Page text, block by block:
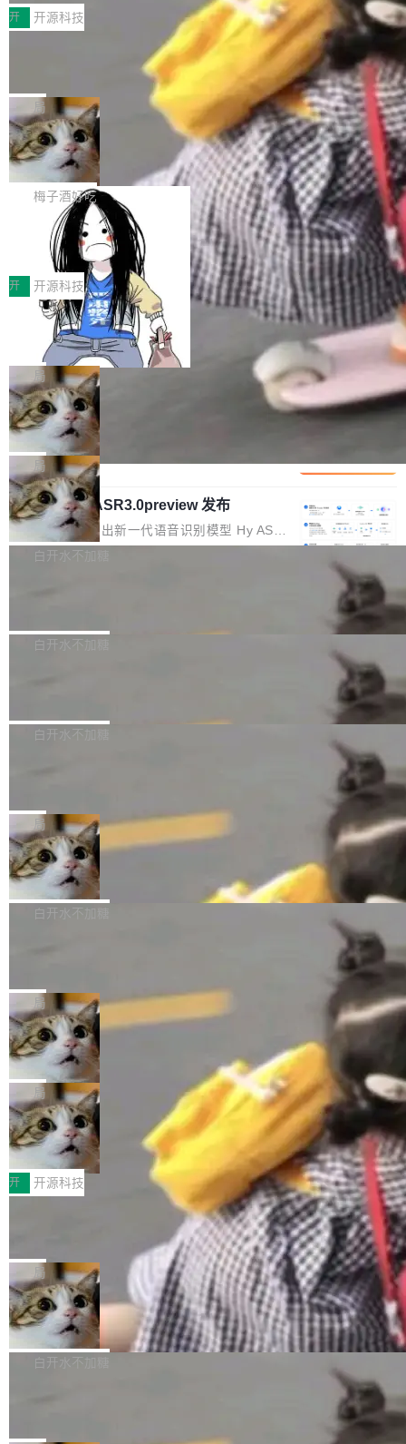
持续开源更多基于UCL-Engine的高性能通信组
件。 腾讯网平团队在UCL-MPComm中实现了一
个独立于业务线程的全局通信引擎（Engine），
经开始引入 AI Coding 工具，通过调用公有云模
型或企业内部部署模型提升研发效率。但随着 AI
Coding 从个人辅助工具逐步走向团队级、组织
级应用，企业在规模化落地过程中，对安全性、
可控性和代码质量提出了更高要求。 首先是数据
安全与合规要求。对于大多数普通研发场景，公
有云模型能够满足快速试用和效率提升的需求。
但对于金融、能源、医疗等对数据安全要求较...
智能应用典型案例名单》，集中展示人工智能在
各领域的应用成果，覆盖技术底座、行业赋能、
产品应用、支撑保障、专题等五大方向。深信服
AI算力网关（AI创新平台）成功入选！ 随着各行
各业的Agent走向规模化建设，算力构成形态逐
渐丰富，用户关注的重点也在发生变化：不只是
让AI用起来，还要进一步看清混合算力时代下，
Token花在哪里、算力是否被充分利用，以及持
续增长的AI成本该如何优化。 深信服AI算力网关
正是围绕这些实际问题，从Token治理和成本治
理两个方面，让用户的每一份算力都看得清、管
得住、用得稳、省得下、更安全！ 一、从现在开
始，Token使用一目...
开 开源科技
Jeff Dean 离开 Google：一个时代的结
束，一个实验室的开始
Google 员工编号 20。MapReduce 作者之一。
Bigtable 作者之一。TensorFlow 的作者之一。
Gemini 的架构师。Google 首席科学家。 Jeff D
ean 在 Google 工作了 27 年后，宣布离职。 他
不是一个人走。一同离开的还有 Sanjay Ghema
wat（Google 员工编号 23，Jeff Dean 二十多
年的编程搭档，MapReduce 和 Bigtable 的共同
作者）、Quoc Le（Google 大脑核心成员，Se
q2Seq 和 DocAI 的共同发明人）以及 Oriol Vin
yals（Gemini 联合负责人，AlphaSta...
局
🔥 SolonCode v2026.8.4 发布：界面
字体可调、22 种语言、记忆搜索增强
打开终端就能上岗的全中文编码智能体，这一轮
把「看得清、用母语、记得住」三件事一次补
齐。 SolonCode 是什么 SolonCode 是杭州无
耳科技研发的企业级终端编码智能体——一位全
中文驱动的数字员工，自主理解需求、规划步
骤、编写代码。不挑模型、不挑平台，curl 一行
装完即用。 开源地址：Gitee · GitCode · GitHu
b 安装 支持 Java 8+（8~26）、macOS / Linu
x / Windows / Harmony PC。 # macOS / Linu
x / Harmony PC curl -fsSL https://solon.noea
r.org/solon...
梅子酒好吃
让“代码语义理解”深度释放AI Coding
价值潜能：华为云码道（CodeArts）
代码仓技术解析
一、代码仓深度理解技术的作用与价值 在软件工
程实践中，代码仓是企业核心知识资产的主要载
体。企业级代码仓库通常包含数十万乃至数百万
个文件，其规模远超单次模型调用可承载的上下
文窗口。随着项目规模的持续扩张与代码历史的
不断累积，代码仓中的模块关系、接口契约、业
务逻辑等关键信息往往分散于数十乃至数百个文
件之中，形成高度复杂的知识关联网络。传统的
代码检索手段（如关键词匹配、目录遍历）仅能
在语法层面完成文本定位，难以触及代码的语义
内涵与结构关联，导致开发者使用代码智能体在
理解大规模代码仓时面临显著"代码仓理解"瓶
颈。 代码仓深度理解服务（以下简称" CodeBas
e深度理解服务"）是华为云码道（CodeA...
开 开源科技
一条“删库”命令跑 17 小时，算法工程
师删光 89TB 数据只为干私活
最高人民检察院8月4日公布了一起案件：北京一
名90后算法工程师王某，为了给自己接的私活腾
服务器空间，删光了公司AI游戏部门的全部核心
数据。 王某2024年1月入职东城区某科技公司AI
短剧部门，有互联网大厂背景。在公司内部架构
调整期间，部门三次通知全员将数据从A集群迁
移到B集群，王某都回复了"收到"。 他没有迁移
数据。2024年9月3日下午4点，他使用此前登录
的账号密码进入A集群，输入了一条被程序员圈
称为"删库跑路"的命令——最高管理员权限、无
自研的多个文生3D和...
局
Cloudflare 分享推理优化实践：KV ca
che 量化 + 权重压缩，吞吐量提升 4
1%，成本降 30%
Kimi 和 GLM 是当前最强的大模型系列之一，但
它们有一个共同的问题：太吃显存了。月之暗面
的 Kimi K 系列和智谱的 GLM 都是长上下文、M
oE 架构的大模型，好用到让人上瘾，但 GPU 显
存永远不够用。 Cloudflare 的 Workers AI 团队
一直在跑这些模型的推理。他们在官方博客上发
整性保护。效果是：吞吐量提升 41%，每 token
局
腾讯混元 Hy ASR3.0preview 发布
腾讯混元正式推出新一代语音识别模型 Hy ASR
3.0preview。基于最新一代大语言模型 Hy3 的
让语音识别不再只是听清，而是真正听懂。通过
w 不要求标准普通话，方言识别覆盖粤语、吴语
白开水不加糖
新和少量网页兼容性修复版本。 Changes/fixe
容提供的字体时出现的几个问题 为避免音频加
质的最低采样率）的音频格式将被拒绝 修复了 C
SS 圆角虚线样式中可能存在的问题 如果表单中
的图像元素不在同一个子树中，则它们将不再关
联 加...
白开水不加糖
发布的 Release Notes，他利用 AI 工具（如 Co
最强的若干项。对于尚未正式发版的 PG 19，则
通过拉取过去一年内（从 PG 18 Beta1 时间点
至今）的所有 commit，同样交由 AI 分析提炼。
经过人工复核，准确度令人满意。这一方法也为
社区爱好者提供了高效跟踪新版本的思路。
白开水不加糖
维护工作一直与我的日常工作、家务、社交生活
和休闲娱乐竞争时间。" 这是 libexpat 维护者 S
ebastian Pipping 写在博客里的话。8 月 4 日，
他宣布了一个新消息：从 2026 年 8 月 1 日起，
他可以全职维护 libexpat 了，最长 6 个月。发
库之一。你的操作系统、浏览器、无数的基础设
施软件，很可能都在用它。而过去十年，维护它
的人一直在用业余...
局
Firefox 153.0.3 发布
Firefox 153.0.3 现已发布，具体更新内容如
下： New Smart Window 包含多项增强功能：
gi?id=2019042">Bug&nbsp;2019042</a>）</l
i> <li>现在，助手可以直接使用 Exa 的网络搜索
结果回答问题，而无需将问题转交给搜索引擎。
（<a href="https://bugzilla.mozilla.org/show_
bug.cgi?id=204...
白开水不加糖
的 npm 包。项目的核心论点是：容器不适合 Ag
ent 计算。真正适合的，是 Isolate。 Cloudflare
工程师在这件事上没什么可谦虚的——他们用 W
orkers 跑了十年 Isolate。用 CEO Matthew Pri
nce 的话说：「我们一生都在用 Isolate 运行代
码，而 AI Agent 不需要容器，它们需要的是 Iso
late。」 容器为什么不合适 容器的问题在于启动
和销毁都太重了。一个 Agent 要执行的任务可能
只需要几毫秒的 CPU 时间，但容器从冷启动到
就绪要花数秒。如果未来有十...
局
OpenAI 公开邮件和聊天记录回应苹果
诉讼，称“Apple is getting this wron
g”
上个月，苹果一纸诉状把 OpenAI 告上法庭，指
控其挖角苹果前员工并窃取商业秘密。苹果的诉
状把 OpenAI 描述成一个系统性地从前东家挖
人、套取机密信息的对手。 OpenAI 没发律师
函，也没选择庭外沉默。它在官网贴了一篇博
文，标题只有六个字：Apple is getting this wro
ng。 然后，它把邮件往来和 iMessage 聊天记
录全贴了出来。 他发错人了 苹果外部律师 Gabr
iel Gross 来自 Weil 律所，2 月 23 日下午 5:53
给 OpenAI 总法律顾问 Che Chang 发了封邮
件，附了一封长信，要求 OpenAI 配合调查前苹
果员工带走机密信...
局
HUAWEI MatePad Edge上架WorkBu
ddy鸿蒙PC版，说话就能干活的AI办公
搭子
全能AI工作台WorkBuddy鸿蒙PC版上架HUAWE
I MatePad Edge应用市场，直接下载即可使
用，与鸿蒙电脑上的体验一致。值得一提的是，
这是目前市面上唯一支持平板接入WorkBuddy P
C版的产品，搭载“人机双写”重磅功能——你写
你的，AI写AI的，同屏协作互不干扰。一句话让
AI帮你干活，现在开启全新体验！ 温馨提示：
体验WorkBuddy鸿蒙PC版前，请将 HUAWEI M
atePad Edge 升级至 HarmonyOS 6.1.0.135S
P9 patch03及以上版本。 *升级路径：设置 > 搜
开 开源科技
FFmpeg 9.0 发布：代号“Lei”，以此纪
全球知名开源多媒体框架 FFmpeg 今天正式发
布了 9.0 版本。这个版本除了带来新一代音视频
处理能力和硬件加速支持之外，还有一个特殊之
处：FFmpeg 9.0 的代号是“Lei”。 这个名字，
来自中国开发者雷霄骅（Lei Xiaohua）。 对于
很多中国音视频开发者而言，这个名字并不陌
局
亚马逊成本失控：AI 写代码烧掉 1215
万元，超预算 860%
外媒近日曝光了亚马逊的多份内部报告显示，AI
导致公司在多个项目上超支。《金融时报》报道
白开水不加糖